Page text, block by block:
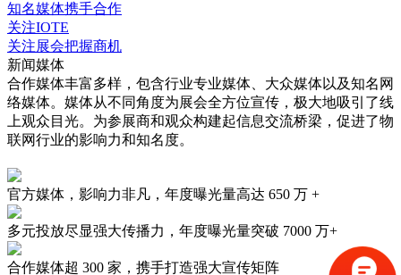
知名媒体携手合作
关注IOTE
关注展会把握商机
新闻媒体
合作媒体丰富多样，包含行业专业媒体、大众媒体以及知名网
络媒体。媒体从不同角度为展会全方位宣传，极大地吸引了线
上观众目光。为参展商和观众构建起信息交流桥梁，促进了物
联网行业的影响力和知名度。
官方媒体，影响力非凡，年度曝光量高达 650 万 +
多元投放尽显强大传播力，年度曝光量突破 7000 万+
合作媒体超 300 家 ，携手打造强大宣传矩阵